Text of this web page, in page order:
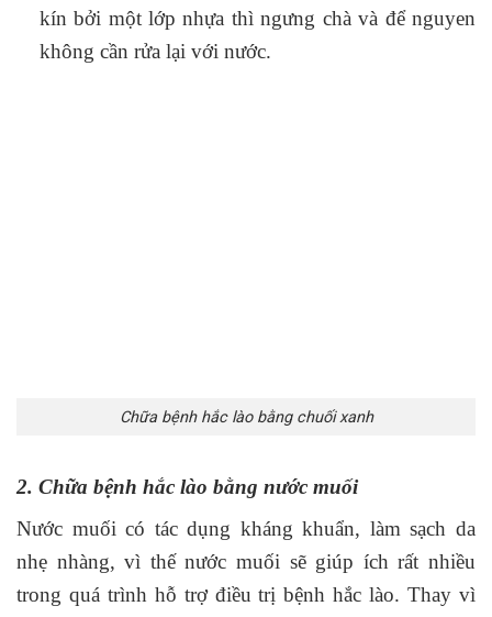
kín bởi một lớp nhựa thì ngưng chà và để nguyen
không cần rửa lại với nước.
Chữa bệnh hắc lào bằng chuối xanh
2. Chữa bệnh hắc lào bằng nước muối
Nước muối có tác dụng kháng khuẩn, làm sạch da
nhẹ nhàng, vì thế nước muối sẽ giúp ích rất nhiều
trong quá trình hỗ trợ điều trị bệnh hắc lào. Thay vì